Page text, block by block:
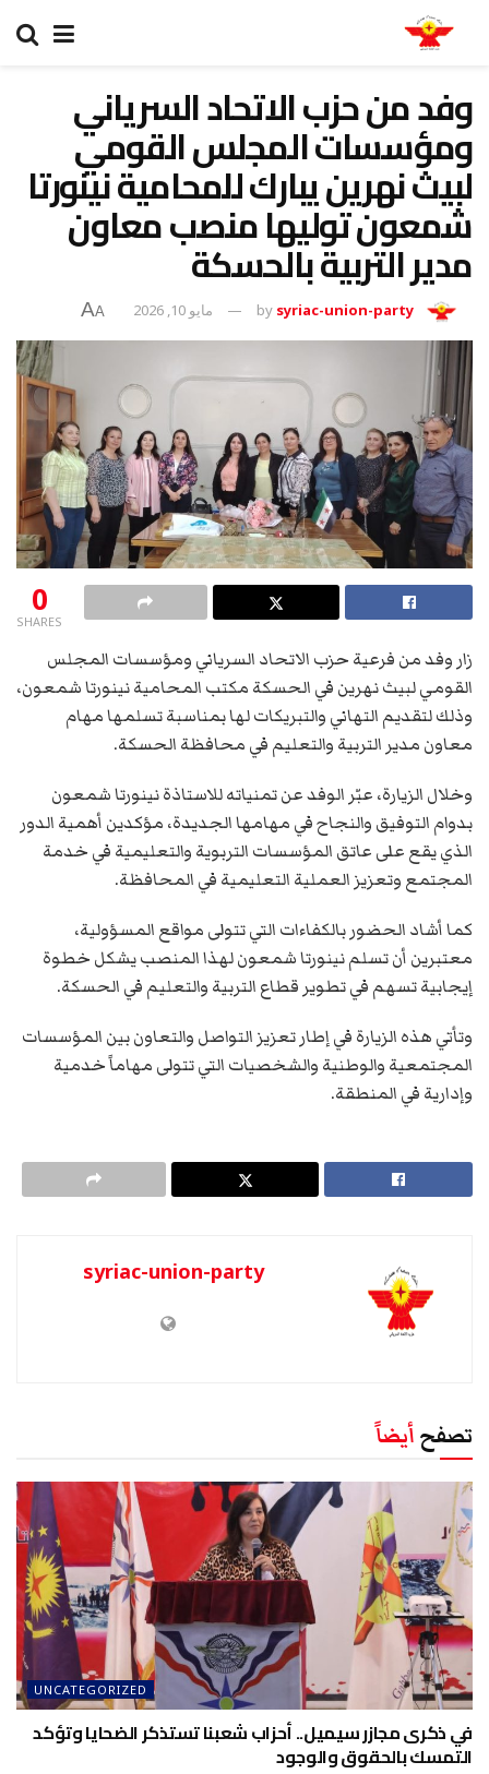
وفد من حزب الاتحاد السرياني
ومؤسسات المجلس القومي
لبيث نهرين يبارك للمحامية نينورتا
شمعون توليها منصب معاون
مدير التربية بالحسكة
by syriac-union-party مايو 10, 2026 A
A
0
SHARES
زار وفد من فرعية حزب الاتحاد السرياني ومؤسسات المجلس
القومي لبيث نهرين في الحسكة مكتب المحامية نينورتا شمعون،
وذلك لتقديم التهاني والتبريكات لها بمناسبة تسلمها مهام
معاون مدير التربية والتعليم في محافظة الحسكة.
وخلال الزيارة، عبّر الوفد عن تمنياته للاستاذة نينورتا شمعون
بدوام التوفيق والنجاح في مهامها الجديدة، مؤكدين أهمية الدور
الذي يقع على عاتق المؤسسات التربوية والتعليمية في خدمة
المجتمع وتعزيز العملية التعليمية في المحافظة.
كما أشاد الحضور بالكفاءات التي تتولى مواقع المسؤولية،
معتبرين أن تسلم نينورتا شمعون لهذا المنصب يشكل خطوة
إيجابية تسهم في تطوير قطاع التربية والتعليم في الحسكة.
وتأتي هذه الزيارة في إطار تعزيز التواصل والتعاون بين المؤسسات
المجتمعية والوطنية والشخصيات التي تتولى مهاماً خدمية
وإدارية في المنطقة.
syriac-union-party
تصفح أيضاً
UNCATEGORIZED
في ذكرى مجازر سيميل.. أحزاب شعبنا تستذكر الضحايا وتؤكد
التمسك بالحقوق والوجود